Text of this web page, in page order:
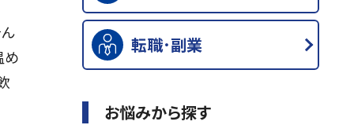
め
転職･副業
お悩みから探す